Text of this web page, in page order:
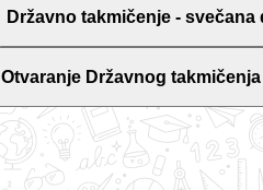
Državno takmičenje - svečana
Otvaranje Državnog